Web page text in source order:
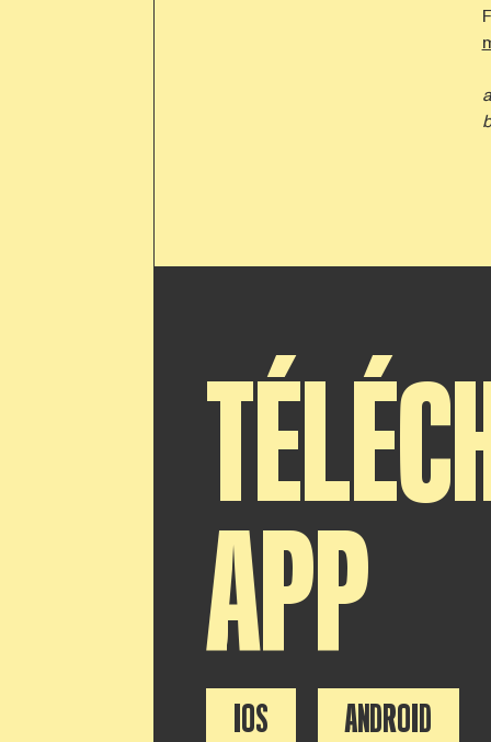
APP
IOS ANDROID